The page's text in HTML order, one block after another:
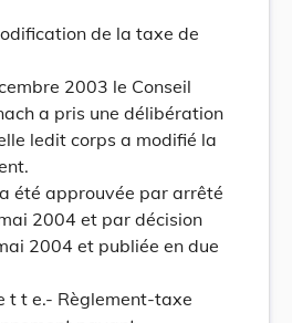
de la taxe de
2003 le Conseil
a pris une délibération
ledit corps a modifié la
été approuvée par arrêté
2004 et par décision
2004 et publiée en due
t t e.- Règlement-taxe